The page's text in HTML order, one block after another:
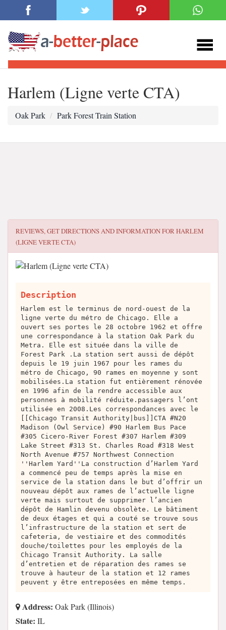
Harlem (Ligne verte CTA)
Oak Park Park Forest Train Station
REVIEWS, GET DIRECTIONS AND INFORMATION FORHARLEM
(LIGNE VERTE CTA)
Description
Harlem est le terminus de nord-ouest de la
ligne verte du métro de Chicago. Elle a
ouvert ses portes le 28 octobre 1962 et offre
une correspondance à la station Oak Park du
Metra. Elle est située dans la ville de
Forest Park .La station sert aussi de dépôt
depuis le 19 juin 1967 pour les rames du
métro de Chicago, 90 rames en moyenne y sont
mobilisées.La station fut entièrement rénovée
en 1996 afin de la rendre accessible aux
personnes à mobilité réduite.passagers l’ont
utilisée en 2008.Les correspondances avec le
[[Chicago Transit Authority|bus]]CTA #N20
Madison (Owl Service) #90 Harlem Bus Pace
#305 Cicero-River Forest #307 Harlem #309
Lake Street #313 St. Charles Road #318 West
North Avenue #757 Northwest Connection
''Harlem Yard''La construction d’Harlem Yard
a commencé peu de temps après la mise en
service de la station dans le but d’offrir un
nouveau dépôt aux rames de l’actuelle ligne
verte mais surtout de supprimer l’ancien
dépôt de Hamlin devenu obsolète. Le bâtiment
de deux étages et qui a couté se trouve sous
l’infrastructure de la station et sert de
cafeteria, de vestiaire et des commodités
douche/toilettes pour les employés de la
Chicago Transit Authority. La salle
d’entretien et de réparation des rames se
trouve à hauteur de la station et 12 rames
peuvent y être entreposées en même temps.
Address: Oak Park (Illinois)
State: IL